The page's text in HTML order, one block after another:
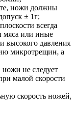
ножи должны
± 1г;
всегда
мяса или иные
высокого давления
микротрещин, а
не следует
малой скорости
скорость ножей,